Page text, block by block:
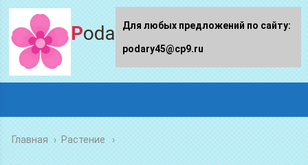
Podary45.ru
Главная › Растение
Для любых предложений по сайту:
podary45@cp9.ru